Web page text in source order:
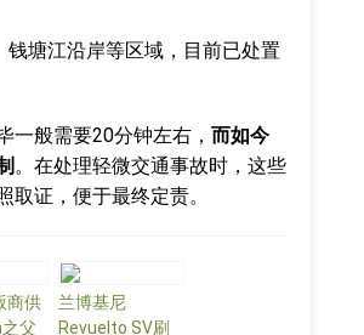
钱塘江沿岸等区域，目前已处置
一般需要20分钟左右， 而如今
。在处理轻微交通事故时，这些
证，便于最终定责。
商供
父
兰博基尼
Revuelto SV刷